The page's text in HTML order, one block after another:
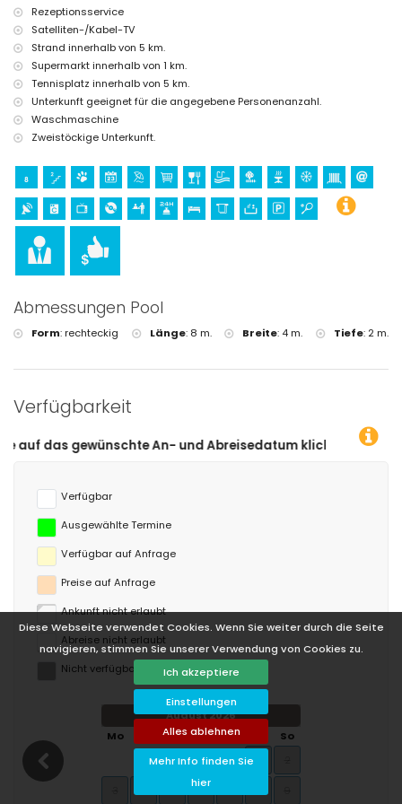
Diese Webseite verwendet Cookies. Wenn Sie weiter durch die Seite
navigieren, stimmen Sie unserer Verwendung von Cookies zu.
Ich akzeptiere
Einstellungen
Alles ablehnen
Mehr Info finden Sie
hier
Tennis (innerhalb von 5 Kilometern von der Villa)
Golf und Reiten (innerhalb von 10 Kilometern von der Villa)
Rezeptionsservice
Satelliten-/Kabel-TV
Strand innerhalb von 5 km.
Supermarkt innerhalb von 1 km.
Tennisplatz innerhalb von 5 km.
Unterkunft geeignet für die angegebene Personenanzahl.
Waschmaschine
Zweistöckige Unterkunft.
Abmessungen Pool
Form:rechteckig Länge: 8 m. Breite: 4 m. Tiefe: 2 m.
Verfügbarkeit
klicken!
Verfügbar
Ausgewählte Termine
Verfügbar auf Anfrage
Preise auf Anfrage
Ankunft nicht erlaubt
Abreise nicht erlaubt
Nicht verfügbar
August 2026
Mo
Mi Do Fr
So
6